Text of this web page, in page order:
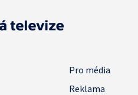
Pro média
Reklama